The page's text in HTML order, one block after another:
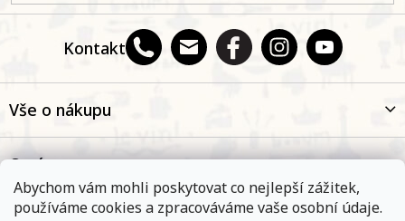
Abychom vám mohli poskytovat co nejlepší zážitek,
používáme cookies a zpracováváme vaše osobní údaje.
Kontakt
Vše o nákupu
O nás